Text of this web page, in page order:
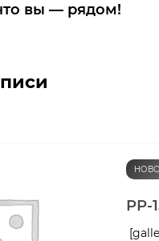
вы — рядом!
РР-